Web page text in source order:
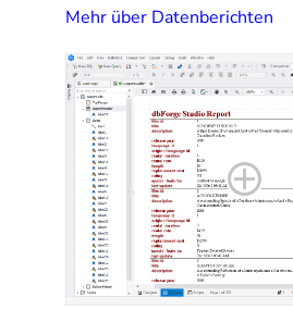
Mehr über Datenberichten